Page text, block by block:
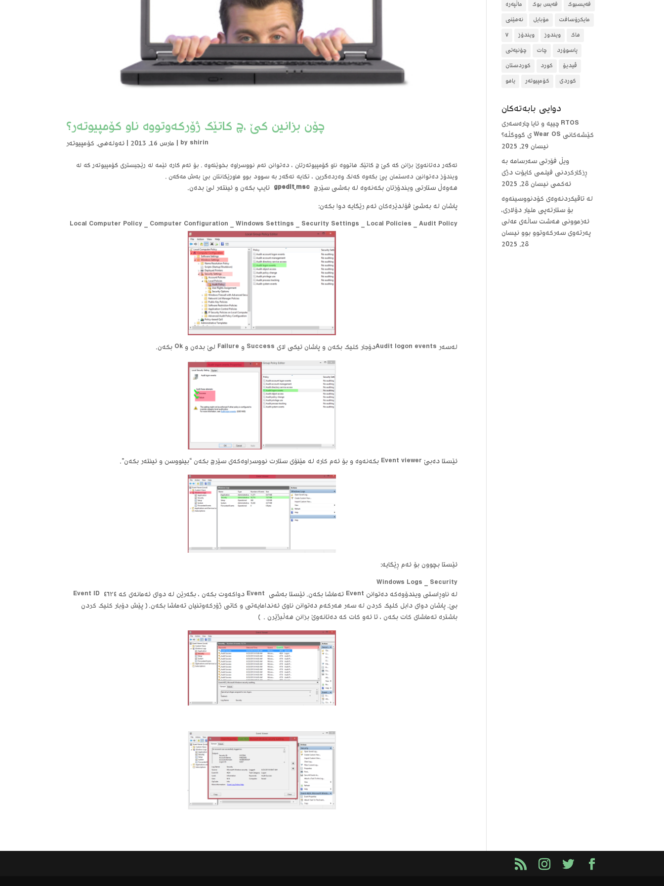
چۆن بزانین کێ ،چ کاتێک ژۆرکەوتووە ناو کۆمپیوتەر؟
by shirin
| مارس 16, 2013 | ئەولەهی, کۆمپیوتەر
ئەگەر دەتانەوێ بزانن کە کێ چ کاتێک هاتووە ناو کۆمپیوتەرتان ، دەتوانن ئەم نووسراوە بخوێنەوە . بۆ ئەم کارە ئێمە لە رێجیستری کۆمپیوتەر کە لە
ویندۆز دەتوانین دەستمان پێ بکەوە کەلک وەردەگرین ، تکایە ئەگەر بە سوود بوو هاورێکانتان بێ بەش مەکەن .
هەوەڵ ستارتی ویندۆزتان بکەنەوە لە بەشی سێرچ gpedit.msc تایپ بکەن و ئینتەر لێ بدەن.
پاشان لە بەشێ فۆلدێرەکان ئەم رێگایە دوا بکەن:
Local Computer Policy _ Computer Configuration _ Windows Settings _ Security Settings _ Local Policies _ Audit Policy
لەسەر Audit logon eventsدۆجار کلیک بکەن و پاشان تیکی لای Success و Failure لێ بدەن و Ok بکەن.
ئێستا دەبێ Event viewer بکەنەوە و بۆ ئەم کارە لە مێنۆی ستارت نووسراوەکەی سێرچ بکەن “بینووسن و ئینتەر بکەن”.
ئێستا بچوون بۆ ئەم ڕێگایە:
Windows Logs _ Security
لە ناوڕاستی ویندۆوەکە دەتوانن Event تەماشا بکەن. ئێستا بەشی Event دواکەوت بکەن ، بگەرێن لە دوای ئەمانەی کە Event ID ۴۶۲۴
بێ. پاشان دوای دابل کلیک کردن لە سەر هەرکەم دەتوانن ناوی ئەندامایەتی و کاتی ژۆرکەوتنیان تەماشا بکەن. ( پێش دۆبار کلیک کردن
باشترە تەماشای کات بکەن ، تا ئەو کات کە دەتانەوێ بزانن هەڵبژێرن . )
فەیسبوک فەیس بوک
ماڵپەرە
مایکرۆسافت
مۆبایل
نەهێنی
هاک
ویندوز ویندۆز
٧
پاسوۆرد
چات
چۆنیەتی
ڤیدیۆ
کورد
کوردستان
کوردی
کۆمپیوتەر یاهو
دوایی بابه‌ته‌كان
RTOS چییە و ئایا چارەسەری
کێشەکانی Wear OS ی گووگڵە؟
نیسان 29, 2025
ویڵ فۆرتی سەرسامە بە
ڕزگارکردنی فیلمی کایۆت دژی
ئەکمی نیسان 28, 2025
لە تاقیکردنەوەی کۆدنووسینەوە
بۆ ستارتەپی ملیار دۆلاری،
ئەزموونی هەشت ساڵەی عەلی
پەرتەوی سەرکەوتوو بوو نیسان
28, 2025